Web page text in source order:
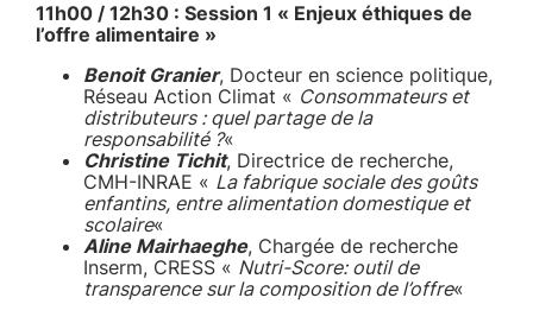
11h00 / 12h30 : Session 1 « Enjeux éthiques de
l’offre alimentaire »
Benoit Granier, Docteur en science politique,
Réseau Action Climat « Consommateurs et
distributeurs : quel partage de la
responsabilité ?«
Christine Tichit, Directrice de recherche,
CMH-INRAE « La fabrique sociale des goûts
enfantins, entre alimentation domestique et
scolaire«
Aline Mairhaeghe, Chargée de recherche
Inserm, CRESS « Nutri-Score: outil de
transparence sur la composition de l’offre«